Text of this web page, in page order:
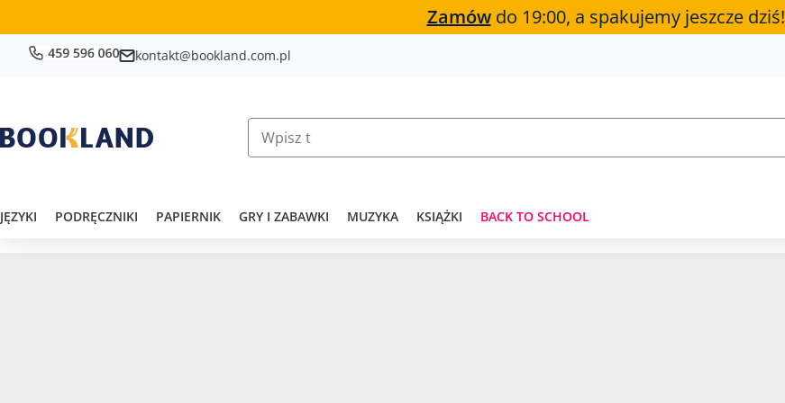
Zamówdo 19:00, a spakujemy jeszcze dziś!
kontakt@bookland.com.pl
JĘZYKI PODRĘCZNIKI PAPIERNIK GRY I ZABAWKI MUZYKA KSIĄŻKI BACK TO SCHOOL